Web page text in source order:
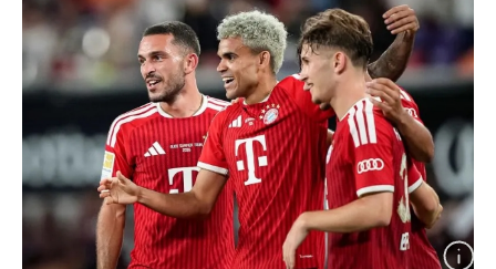
Vinicius sepakat perpanjang kontrak
dengan Real Madrid